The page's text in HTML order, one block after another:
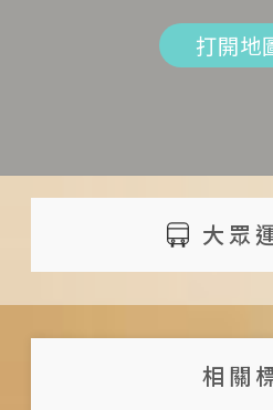
訊及價格請洽旅宿
每房可有 1 位不佔
旅宿未設有電梯，
攜帶大型行李的旅
各一次；請於訂房
旅人於預定住宿
（含）前通知者
旅人於預定住宿
者，將不退還已
遇天災（如地震、
拒之因素，經旅宿
洗手間
雜誌
急救箱
為響應環保節能，
氣候炎熱，請攜帶
廚房設備無法開放旅
請勿鎖上大門，以
進入
為維護住宿安寧，
奔跑、大聲喧嘩
Instagram
https://
ere_its_home/
打開地
大眾
相關